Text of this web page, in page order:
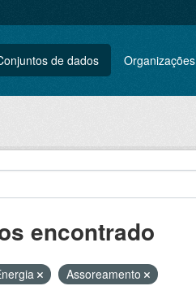
de dados Organizações
encontrado
Assoreamento